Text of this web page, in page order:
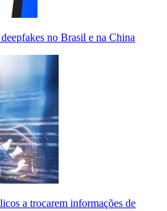
no Brasil e na China
a trocarem informações de